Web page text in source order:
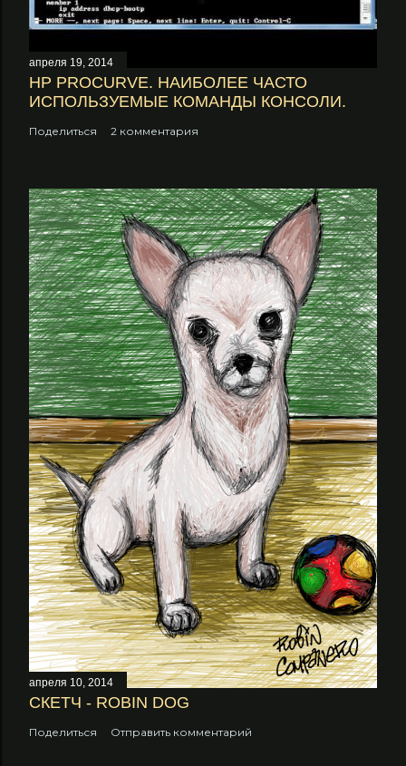
апреля 19, 2014
НP PROCURVE. НАИБОЛЕЕ ЧАСТО
ИСПОЛЬЗУЕМЫЕ КОМАНДЫ КОНСОЛИ.
Поделиться 2 комментария
апреля 10, 2014
СКЕТЧ - ROBIN DOG
Поделиться Отправить комментарий